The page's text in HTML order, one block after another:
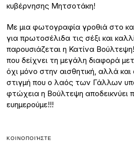
κυβέρνησης Μητσοτάκη!
Με μια φωτογραφία γροθιά στο
για πρωτοσέλιδα τις σέξι και
παρουσιάζεται η Κατίνα
που δείχνει τη μεγάλη διαφορά
όχι μόνο στην αισθητική, αλλά
στιγμή που ο λαός των Γάλλων
φτώχεια η Βούλτεψη αποδεικνύει
ευημερούμε!!!
ΚΟΙΝΟΠΟΙΉΣΤΕ